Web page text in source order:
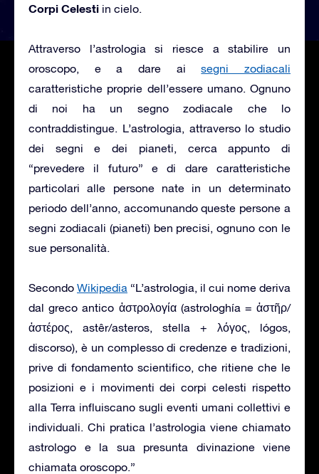
Corpi Celesti in cielo.
Attraverso l’astrologia si riesce a stabilire un
oroscopo, e a dare aisegni zodiacali
caratteristiche proprie dell’essere umano. Ognuno
di noi ha un segno zodiacale che lo
contraddistingue. L’astrologia, attraverso lo studio
dei segni e dei pianeti, cerca appunto di
“prevedere il futuro” e di dare caratteristiche
particolari alle persone nate in un determinato
periodo dell’anno, accomunando queste persone a
segni zodiacali (pianeti) ben precisi, ognuno con le
sue personalità.
Secondo Wikipedia “L’astrologia, il cui nome deriva
dal greco antico ἀστρολογία (astrologhía = ἀστῆρ/
ἀστέρος, astêr/asteros, stella + λόγος, lógos,
discorso), è un complesso di credenze e tradizioni,
prive di fondamento scientifico, che ritiene che le
posizioni e i movimenti dei corpi celesti rispetto
alla Terra influiscano sugli eventi umani collettivi e
individuali. Chi pratica l’astrologia viene chiamato
astrologo e la sua presunta divinazione viene
chiamata oroscopo.”